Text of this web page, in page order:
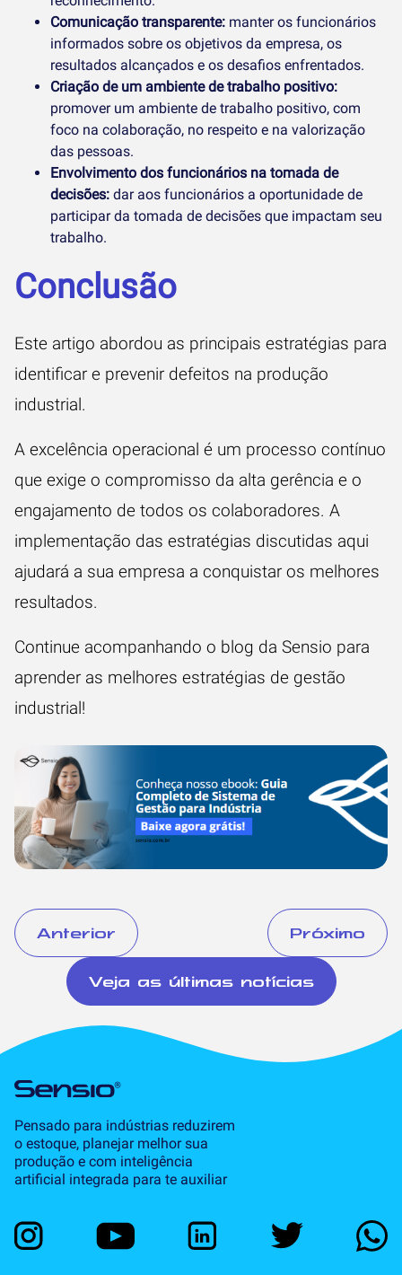
Comunicação transparente: manter os funcionários
informados sobre os objetivos da empresa, os
resultados alcançados e os desafios enfrentados.
Criação de um ambiente de trabalho positivo:
promover um ambiente de trabalho positivo, com
foco na colaboração, no respeito e na valorização
das pessoas.
Envolvimento dos funcionários na tomada de
decisões: dar aos funcionários a oportunidade de
participar da tomada de decisões que impactam seu
trabalho.
Conclusão
Este artigo abordou as principais estratégias para
identificar e prevenir defeitos na produção
industrial.
A excelência operacional é um processo contínuo
que exige o compromisso da alta gerência e o
engajamento de todos os colaboradores. A
implementação das estratégias discutidas aqui
ajudará a sua empresa a conquistar os melhores
resultados.
Continue acompanhando o blog da Sensio para
aprender as melhores estratégias de gestão
industrial!
Anterior Próximo
Veja as últimas notícias
Pensado para indústrias reduzirem
o estoque, planejar melhor sua
produção e com inteligência
artificial integrada para te auxiliar